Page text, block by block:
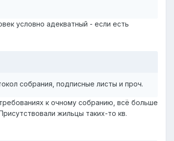
условно адекватный - если есть
собрания, подписные листы и проч.
к очному собранию, всё больше
жильцы таких-то кв.